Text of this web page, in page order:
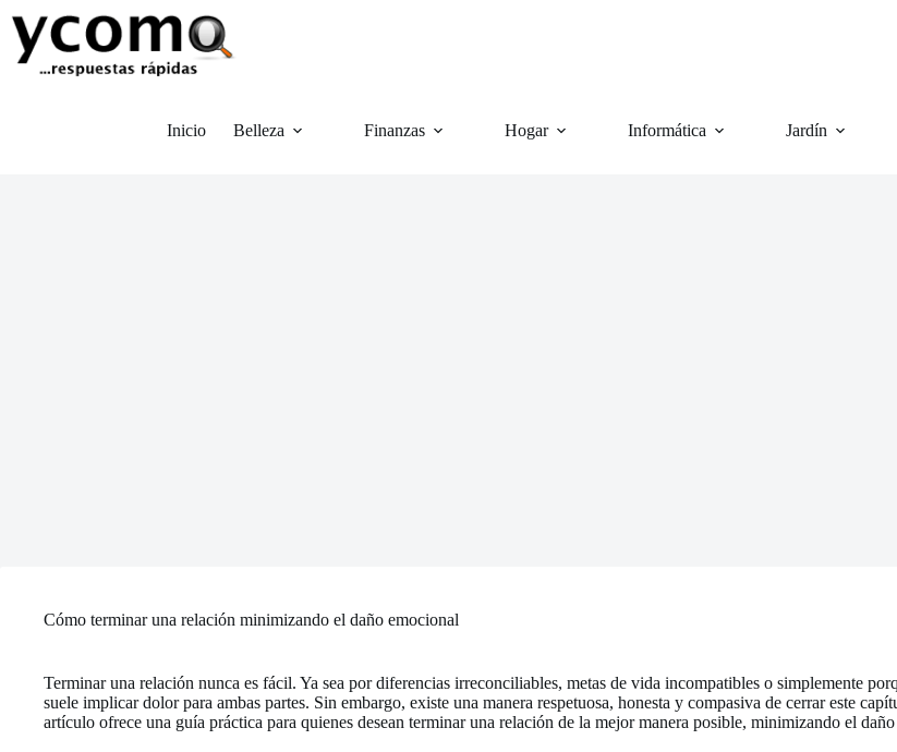
contenido
Inicio Belleza Finanzas Hogar Informática Jardín
Cómo terminar una relación minimizando el daño emocional
Terminar una relación nunca es fácil. Ya sea por diferencias irreconciliables, metas de vida incompatibles o simplemente
suele implicar dolor para ambas partes. Sin embargo, existe una manera respetuosa, honesta y compasiva de cerrar este
artículo ofrece una guía práctica para quienes desean terminar una relación de la mejor manera posible, minimizando el